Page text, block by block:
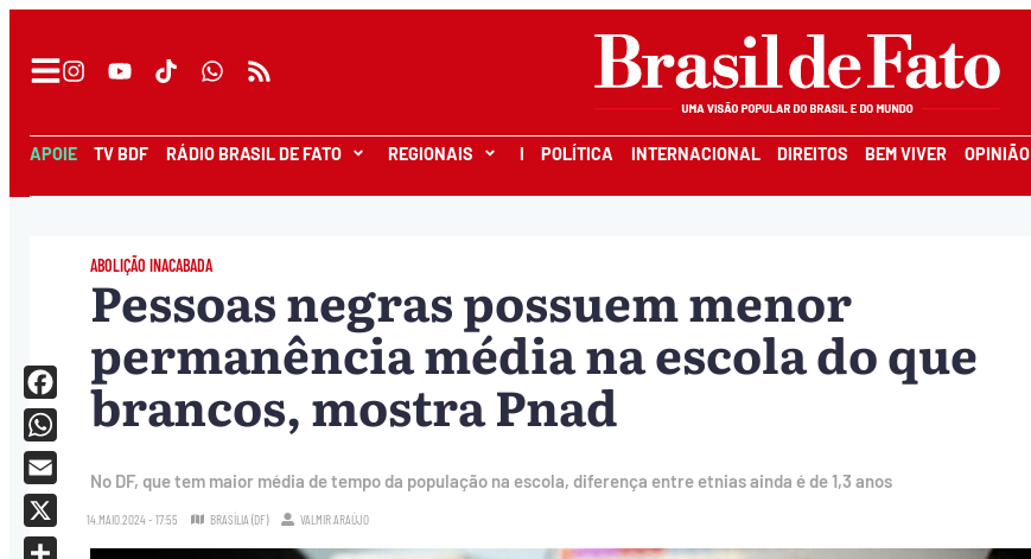
APOIE TV BDF RÁDIO BRASIL DE FATO REGIONAIS I POLÍTICA INTERNACIONAL DIREITOS BEM VIVER OPINIÃO
ABOLIÇÃO INACABADA
Pessoas negras possuem menor
permanência média na escola do que
brancos, mostra Pnad
No DF, que tem maior média de tempo da população na escola, diferença entre etnias ainda é de 1,3 anos
14.MAIO.2024 - 17:55 BRASÍLIA (DF) VALMIR ARAÚJO
Facebook
WhatsApp
Email
X